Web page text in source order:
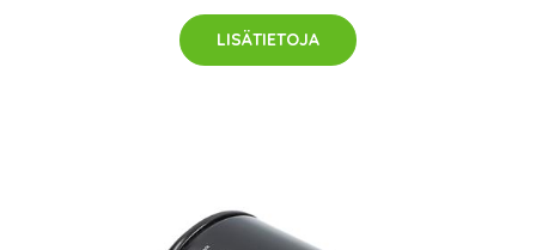
LISÄTIETOJA